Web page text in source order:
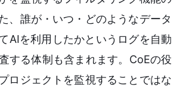
、誰が・いつ・どのようなデータ
AIを利用したかというログを自動
する体制も含まれます。CoEの役
ロジェクトを監視することではな